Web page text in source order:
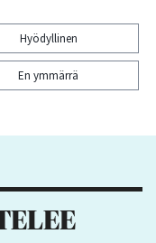
Hyödyllinen
En ymmärrä